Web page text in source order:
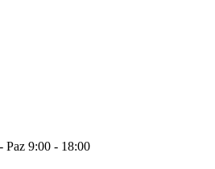
Paz 9:00 - 18:00